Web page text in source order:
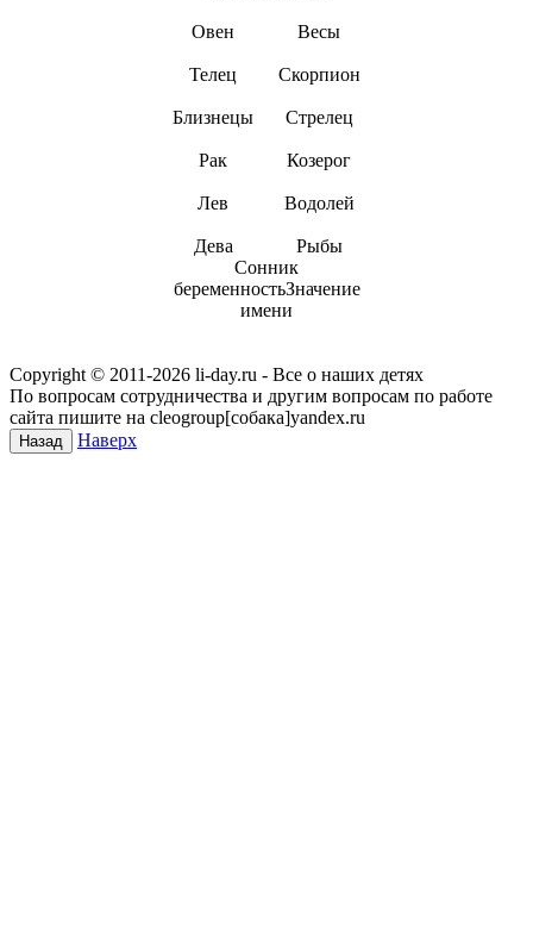
Овен
Телец
Близнецы
Рак
Лев
Дева
Весы
Скорпион
Стрелец
Козерог
Водолей
Рыбы
Сонник
беременностьЗначение
имени
Copyright © 2011-2026 li-day.ru - Все о наших детях
По вопросам сотрудничества и другим вопросам по работе
сайта пишите на cleogroup[собака]yandex.ru
Наверх